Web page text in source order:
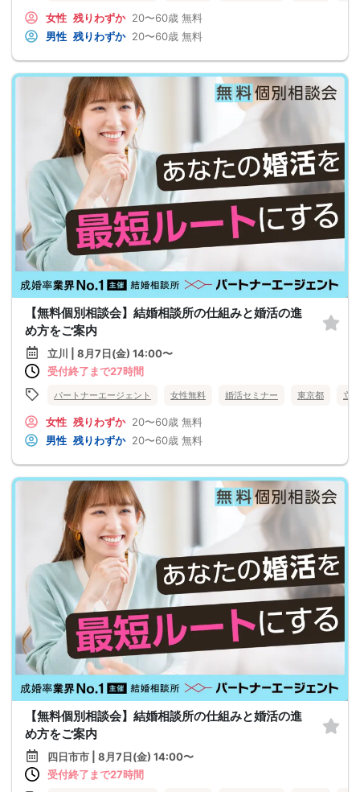
女性 残りわずか 20〜60歳 無料
男性 残りわずか 20〜60歳 無料
【無料個別相談会】結婚相談所の仕組みと婚活の進
め方をご案内
立川 | 8月7日(金) 14:00〜
受付終了まで27時間
パートナーエージェント 女性無料 婚活セミナー 東京都 立川
女性 残りわずか 20〜60歳 無料
男性 残りわずか 20〜60歳 無料
【無料個別相談会】結婚相談所の仕組みと婚活の進
め方をご案内
四日市市 | 8月7日(金) 14:00〜
受付終了まで27時間